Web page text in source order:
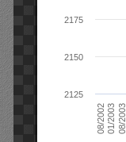
08/200201/200308/2003
2125
2150
2175